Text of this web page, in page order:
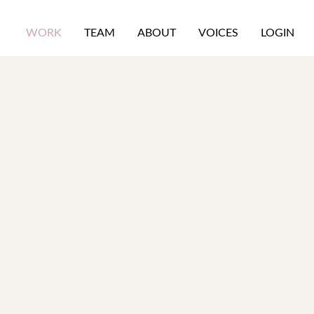
WORK TEAM ABOUT VOICES LOGIN